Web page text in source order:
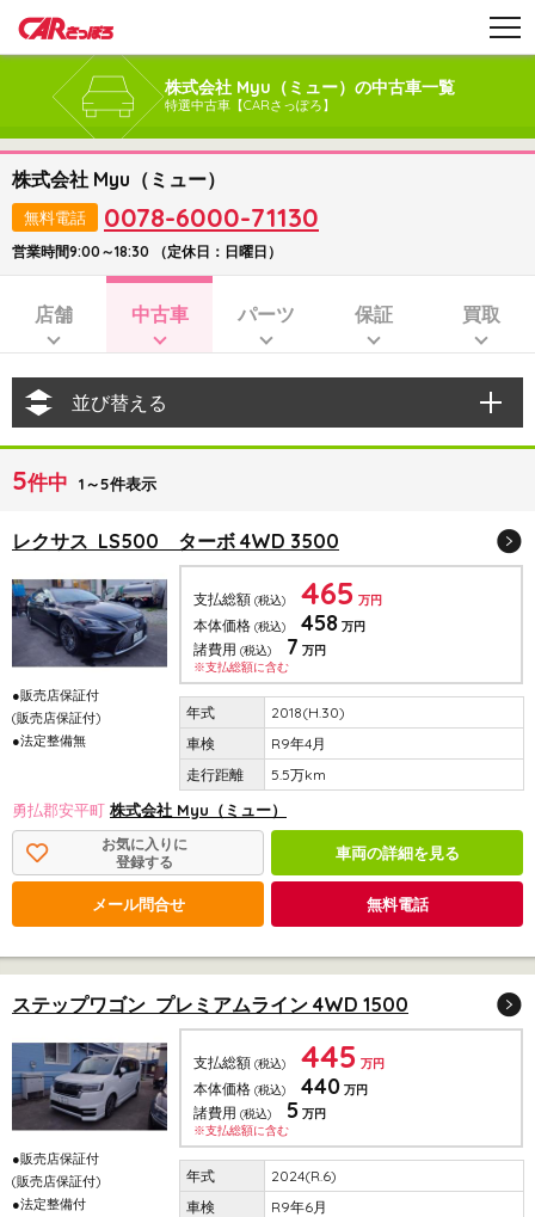
株式会社 Myu（ミュー）の中古車一覧
特選中古車【CARさっぽろ】
株式会社 Myu（ミュー）
無料電話 0078-6000-71130
営業時間9:00～18:30 （定休日：日曜日）
店舗 中古車 パーツ 保証 買取
並び替える
5件中 1～5件表示
レクサス LS500 ターボ 4WD 3500
●販売店保証付
(販売店保証付)
●法定整備無
支払総額 (税込) 465 万円
本体価格 (税込) 458 万円
諸費用 (税込) 7 万円
※支払総額に含む
2018(H.30)
R9年4月
5.5万km
勇払郡安平町 株式会社 Myu（ミュー）
お気に入りに
登録する
車両の詳細を見る
メール問合せ 無料電話
ステップワゴン プレミアムライン 4WD 1500
●販売店保証付
(販売店保証付)
●法定整備付
支払総額 (税込) 445 万円
本体価格 (税込) 440 万円
諸費用 (税込) 5 万円
※支払総額に含む
2024(R.6)
R9年6月